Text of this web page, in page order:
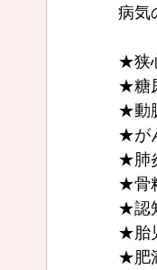
病気
★狭
★糖
★動
★が
★肺
★骨
★認
★胎
★肥